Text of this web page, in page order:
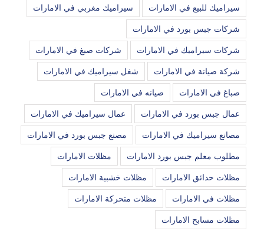
سيراميك للبيع في الامارات سيراميك مغربي في الامارات
شركات جبس بورد في الامارات
شركات سيراميك في الامارات شركات صبغ في الامارات
شركة صيانة في الامارات شغل سيراميك في الامارات
صباغ في الامارات صيانه في الامارات
عمال جبس بورد في الامارات عمال سيراميك في الامارات
مصانع سيراميك في الامارات مصنع جبس بورد في الامارات
مطلوب معلم جبس بورد الامارات مظلات الامارات
مظلات حدائق الامارات مظلات خشبية الامارات
مظلات في الامارات مظلات متحركة الامارات
مظلات مسابح الامارات